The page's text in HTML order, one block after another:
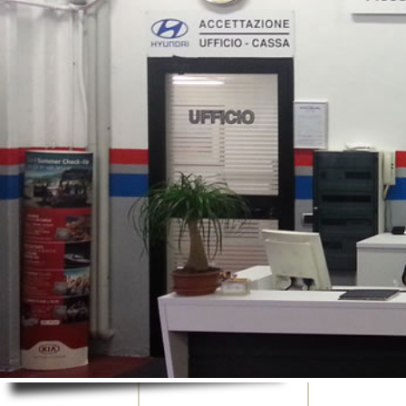
Le nostre auto occasioni sono controllate
Se non trovi quello che vuoi contattaci.
Nome(obbligatorio)
E-mail (obbligatorio)
Telefono
Messaggio